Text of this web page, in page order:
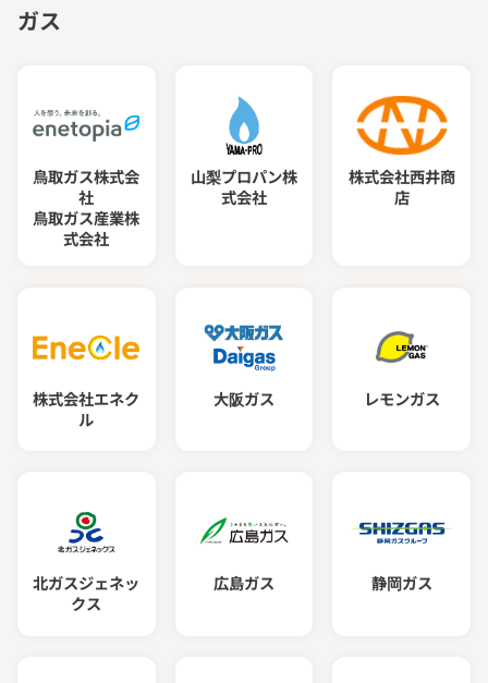
ガス
鳥取ガス株式会
社
鳥取ガス産業株
式会社
山梨プロパン株
式会社
株式会社西井商
店
株式会社エネク
ル
大阪ガス レモンガス
北ガスジェネッ
クス
広島ガス 静岡ガス